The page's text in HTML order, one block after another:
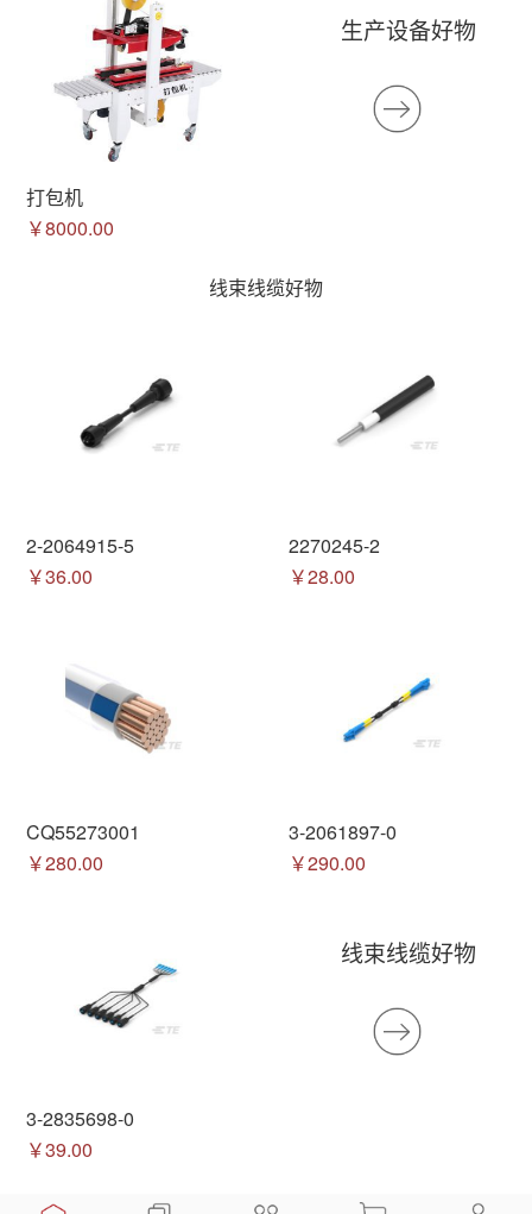
打包机
￥8000.00
生产设备好物
线束线缆好物
2-2064915-5
￥36.00
2270245-2
￥28.00
CQ55273001
￥280.00
3-2061897-0
￥290.00
3-2835698-0
￥39.00
线束线缆好物